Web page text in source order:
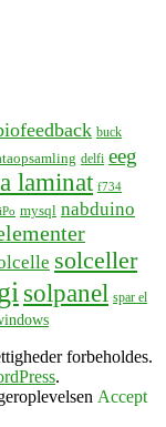
buck
delfi eeg
laminat f734
mysql nabduino
solceller
solpanel spar el
forbeholdes.
.
Accept